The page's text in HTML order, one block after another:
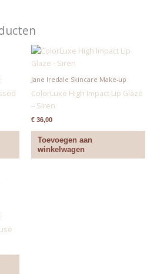
Jane Iredale Skincare Make-up
ColorLuxe High Impact Lip Glaze
– Siren
€ 36,00
Toevoegen aan
winkelwagen